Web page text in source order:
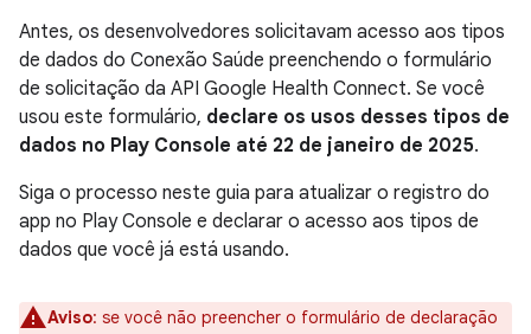
Antes, os desenvolvedores solicitavam acesso aos tipos
de dados do Conexão Saúde preenchendo o formulário
de solicitação da API Google Health Connect. Se você
usou este formulário, declare os usos desses tipos de
dados no Play Console até 22 de janeiro de 2025.
Siga o processo neste guia para atualizar o registro do
app no Play Console e declarar o acesso aos tipos de
dados que você já está usando.
Aviso: se você não preencher o formulário de declaração